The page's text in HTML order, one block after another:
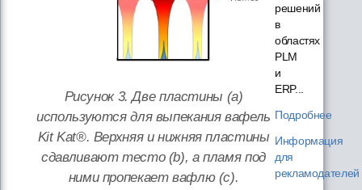
Рисунок 3. Две пластины (a)
используются для выпекания вафель
Kit Kat®. Верхняя и нижняя пластины
сдавливают тесто (b), а пламя под
ними пропекает вафлю (с).
решений
в
областях
PLM
и
ERP...
Подробнее
Информация
для
рекламодателей